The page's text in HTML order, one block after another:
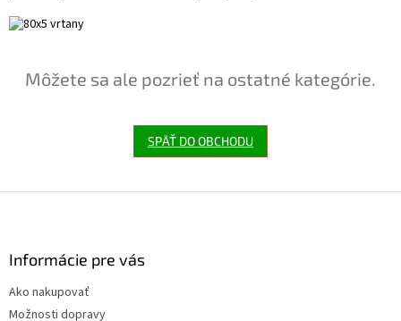
Môžete sa ale pozrieť na ostatné kategórie.
SPÄŤ DO OBCHODU
Informácie pre vás
Ako nakupovať
Možnosti dopravy